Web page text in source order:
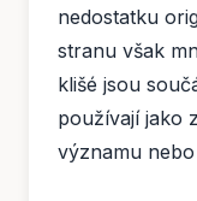
nedostatku
stranu však
klišé jsou
používají jako
významu nebo